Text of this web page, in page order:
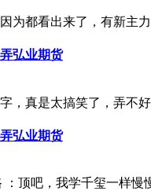
为都看出来了，有新主
弘业期货
，真是太搞笑了，弄不
弘业期货
：顶吧，我学千玺一样慢